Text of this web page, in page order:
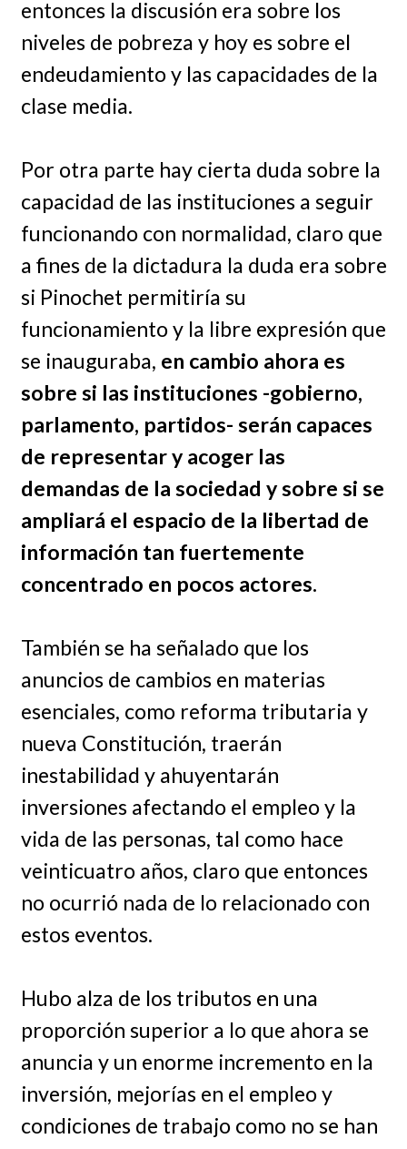
entonces la discusión era sobre los
niveles de pobreza y hoy es sobre el
endeudamiento y las capacidades de la
clase media.
Por otra parte hay cierta duda sobre la
capacidad de las instituciones a seguir
funcionando con normalidad, claro que
a fines de la dictadura la duda era sobre
si Pinochet permitiría su
funcionamiento y la libre expresión que
se inauguraba, en cambio ahora es
sobre si las instituciones -gobierno,
parlamento, partidos- serán capaces
de representar y acoger las
demandas de la sociedad y sobre si se
ampliará el espacio de la libertad de
información tan fuertemente
concentrado en pocos actores.
También se ha señalado que los
anuncios de cambios en materias
esenciales, como reforma tributaria y
nueva Constitución, traerán
inestabilidad y ahuyentarán
inversiones afectando el empleo y la
vida de las personas, tal como hace
veinticuatro años, claro que entonces
no ocurrió nada de lo relacionado con
estos eventos.
Hubo alza de los tributos en una
proporción superior a lo que ahora se
anuncia y un enorme incremento en la
inversión, mejorías en el empleo y
condiciones de trabajo como no se han